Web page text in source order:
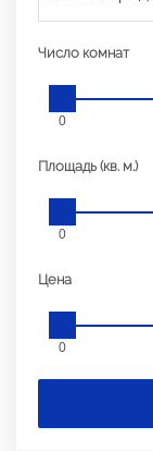
Число комнат
0
Площадь (кв. м.)
0
Цена
0